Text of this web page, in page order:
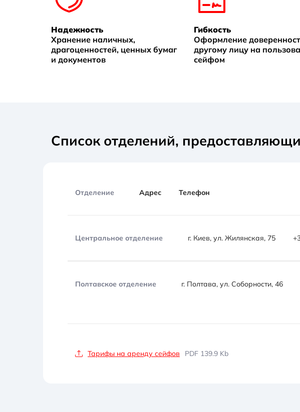
Надежность
Хранение наличных,
драгоценностей, ценных бумаг
и документов
Гибкость
Оформление
другому лицу на
сейфом
Список отделений,
Отделение Адрес Телефон
Центральное отделение г. Киев, ул. Жилянская, 75
Полтавское отделение г. Полтава, ул. Соборности, 46
Тарифы на аренду сейфов PDF 139.9 Kb